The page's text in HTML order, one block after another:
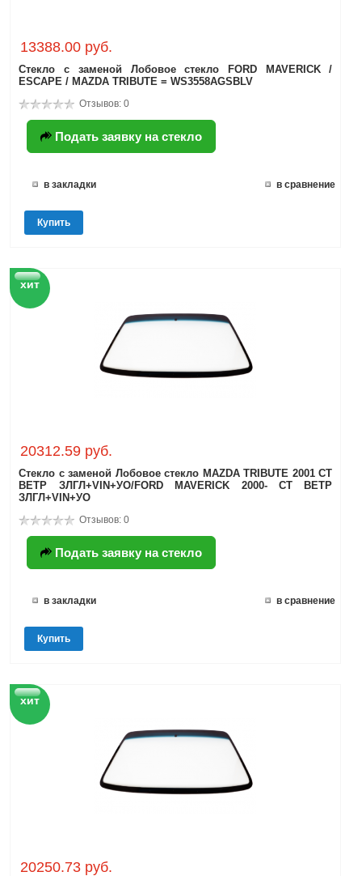
13388.00 руб.
Стекло с заменой Лобовое стекло FORD MAVERICK /
ESCAPE / MAZDA TRIBUTE = WS3558AGSBLV
Отзывов: 0
Подать заявку на стекло
в закладки в сравнение
Купить
хит
20312.59 руб.
Стекло с заменой Лобовое стекло MAZDA TRIBUTE 2001 СТ
ВЕТР ЗЛГЛ+VIN+УО/FORD MAVERICK 2000- СТ ВЕТР
ЗЛГЛ+VIN+УО
Отзывов: 0
Подать заявку на стекло
в закладки в сравнение
Купить
хит
20250.73 руб.